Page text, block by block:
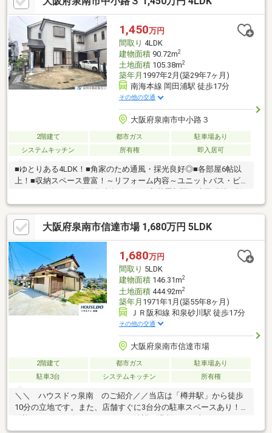
【お問い合わせについて】「見学予約する」「資料請求する」か
らのお問い合わせは24時間受付中！ネットに掲載していない物件
もご紹介できます！「お電話」「資料請求する」からお気軽にお
問い合わせください！
1,450万円
間取り 4LDK
建物面積90.72m2
土地面積105.38m2
築年月 1997年2月(築29年7ヶ月)
南海本線 岡田浦駅 徒歩17分
その他の交通
大阪府泉南市中小路３
2階建て 都市ガス
駐車場あり
システムキッチン
所有権 即入居可
■ゆとりある4LDK！■角家のため通風・採光良好◎■各部屋6帖以
上！■収納スペース豊富！～リフォーム内容～ユニットバス・ビ
貼替クロス貼替（全室）クッションフロア貼替（洗面室・トイ
レ）インターホン入替外壁サイディング目地シール打ち替えベラ
ンダ防水工事施工屋根洗浄・塗替えガス給湯器（エコジョーズ）
新調ポスト交換ハウスクリーニング 等
大阪府泉南市信達市場 1,680万円 5LDK
1,680万円
間取り 5LDK
建物面積146.31m2
土地面積444.92m2
築年月 1971年1月(築55年8ヶ月)
ＪＲ阪和線 和泉砂川駅 徒歩17分
その他の交通
大阪府泉南市信達市場
2階建て 都市ガス
駐車場あり
駐車3台
システムキッチン 所有権
＼＼ ハウスドゥ泉南 のご紹介／／当店は「樽井駅」から徒歩
10分の立地です。また、店舗すぐに3台分の駐車スペースあり！
ます♪【無料不動産購入相談会 実施中！】物件探しだけでなく、